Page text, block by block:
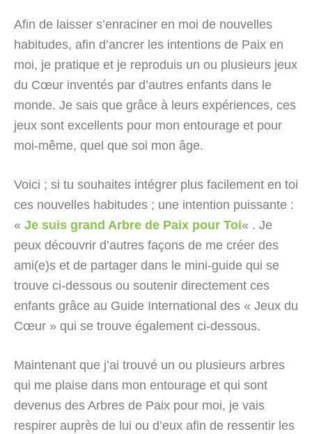
Afin de laisser s’enraciner en moi de nouvelles
habitudes, afin d’ancrer les intentions de Paix en
moi, je pratique et je reproduis un ou plusieurs jeux
du Cœur inventés par d’autres enfants dans le
monde. Je sais que grâce à leurs expériences, ces
jeux sont excellents pour mon entourage et pour
moi-même, quel que soi mon âge.
Voici ; si tu souhaites intégrer plus facilement en toi
ces nouvelles habitudes ; une intention puissante :
« Je suis grand Arbre de Paix pour Toi« . Je
peux découvrir d’autres façons de me créer des
ami(e)s et de partager dans le mini-guide qui se
trouve ci-dessous ou soutenir directement ces
enfants grâce au Guide International des « Jeux du
Cœur » qui se trouve également ci-dessous.
Maintenant que j’ai trouvé un ou plusieurs arbres
qui me plaise dans mon entourage et qui sont
devenus des Arbres de Paix pour moi, je vais
respirer auprès de lui ou d’eux afin de ressentir les